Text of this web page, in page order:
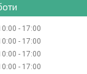
17:00
17:00
17:00
17:00